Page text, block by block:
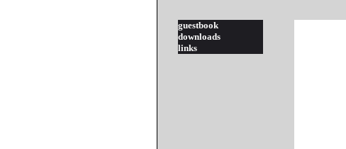
guestbook
downloads
links